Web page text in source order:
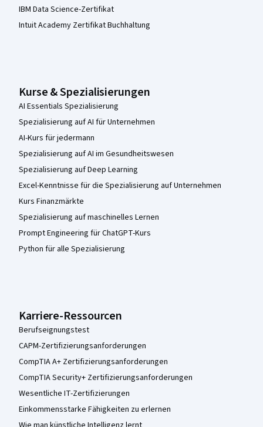
IBM Data Science-Zertifikat
Intuit Academy Zertifikat Buchhaltung
Kurse & Spezialisierungen
AI Essentials Spezialisierung
Spezialisierung auf AI für Unternehmen
AI-Kurs für jedermann
Spezialisierung auf AI im Gesundheitswesen
Spezialisierung auf Deep Learning
Excel-Kenntnisse für die Spezialisierung auf Unternehmen
Kurs Finanzmärkte
Spezialisierung auf maschinelles Lernen
Prompt Engineering für ChatGPT-Kurs
Python für alle Spezialisierung
Karriere-Ressourcen
Berufseignungstest
CAPM-Zertifizierungsanforderungen
CompTIA A+ Zertifizierungsanforderungen
CompTIA Security+ Zertifizierungsanforderungen
Wesentliche IT-Zertifizierungen
Einkommensstarke Fähigkeiten zu erlernen